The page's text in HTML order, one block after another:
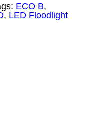
ECO B,
, LED Floodlight